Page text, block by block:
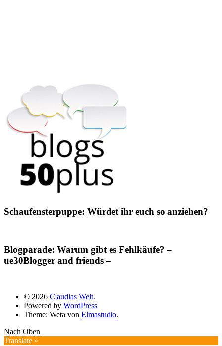
Schaufensterpuppe: Würdet ihr euch so anziehen?
Blogparade: Warum gibt es Fehlkäufe? –
ue30Blogger and friends –
© 2026 Claudias Welt.
Powered by WordPress
Theme: Weta von Elmastudio.
Nach Oben
Translate »